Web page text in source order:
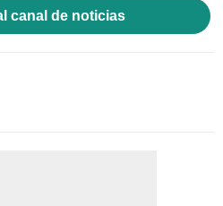
canal de noticias